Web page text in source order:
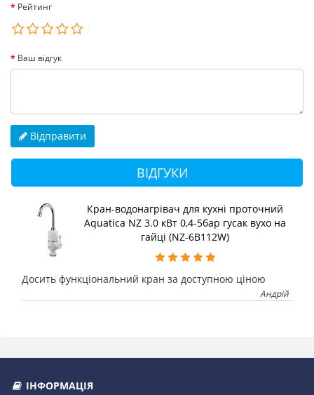
Рейтинг
Ваш відгук
Відправити
ВІДГУКИ
Кран-водонагрівач для кухні проточний
Aquatica NZ 3.0 кВт 0,4-5бар гусак вухо на
гайці (NZ-6B112W)
Досить функціональний кран за доступною ціною
Андрій
ІНФОРМАЦІЯ